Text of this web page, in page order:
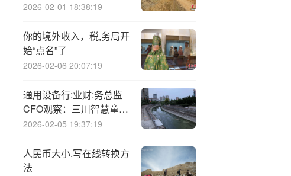
2026-02-01 18:38:19
你的境外收入，税,务局开
始“点名”了
2026-02-06 20:07:19
通用设备行:业财:务总监
CFO观察：三川智慧童为
民违规收到2次警示函
2026-02-05 19:37:19
人民币大小.写在线转换方
法